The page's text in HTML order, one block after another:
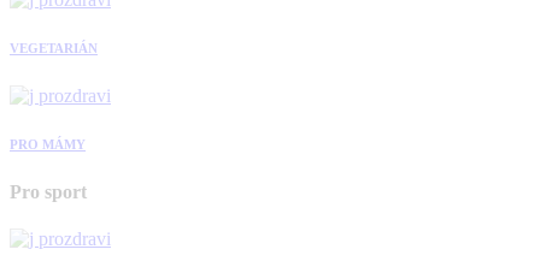
VEGETARIÁN
PRO MÁMY
Pro sport